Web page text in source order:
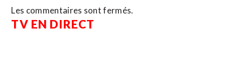
Les commentaires sont fermés.
TV EN DIRECT